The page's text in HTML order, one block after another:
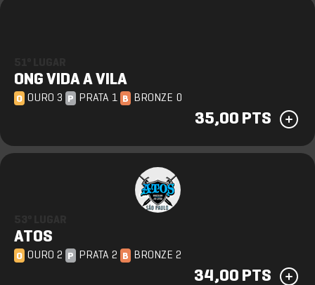
ONG VIDA A VILA
O OURO 3 P PRATA 1 B BRONZE 0
35,00 PTS
ATOS
O OURO 2 P PRATA 2 B BRONZE 2
34,00 PTS